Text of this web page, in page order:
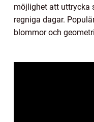
möjlighet att uttrycka
regniga dagar.
blommor och